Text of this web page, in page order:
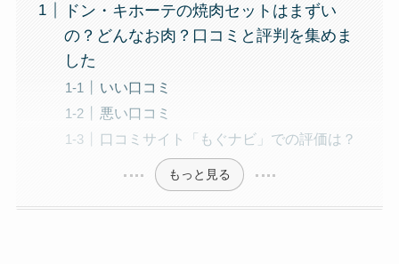
ドン・キホーテの焼肉セットはまずい
の？どんなお肉？口コミと評判を集めま
した
いい口コミ
悪い口コミ
口コミサイト「もぐナビ」での評価は？
もっと見る